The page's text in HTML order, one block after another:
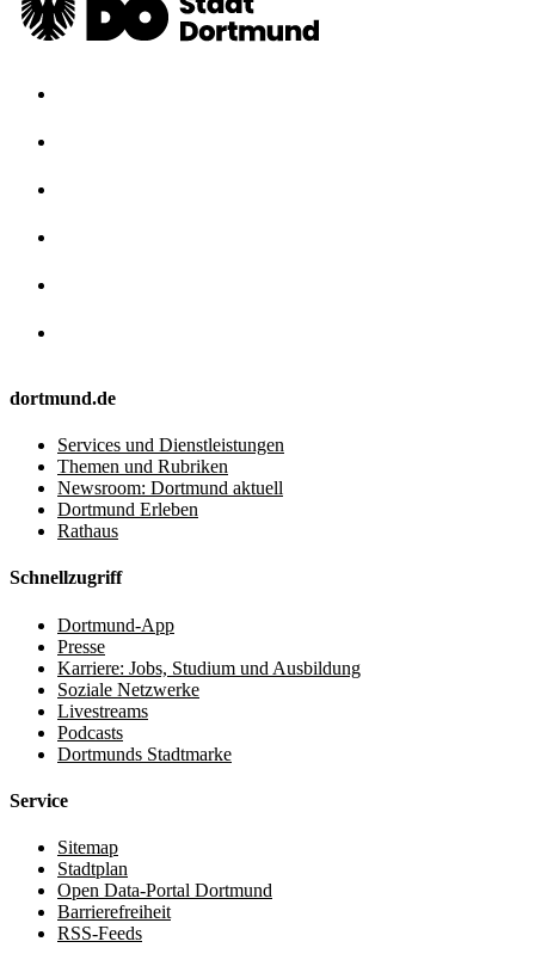
dortmund.de
Services und Dienstleistungen
Themen und Rubriken
Newsroom: Dortmund aktuell
Dortmund Erleben
Rathaus
Schnellzugriff
Dortmund-App
Presse
Karriere: Jobs, Studium und Ausbildung
Soziale Netzwerke
Livestreams
Podcasts
Dortmunds Stadtmarke
Service
Sitemap
Stadtplan
Open Data-Portal Dortmund
Barrierefreiheit
RSS-Feeds